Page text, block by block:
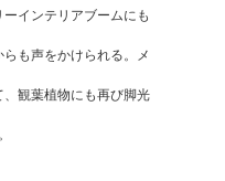
インテリアブームにも
も声をかけられる。メ
観葉植物にも再び脚光